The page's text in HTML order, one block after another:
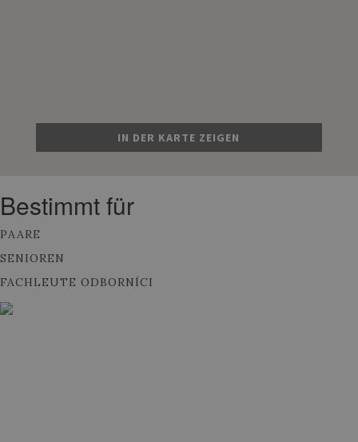
IN DER KARTE ZEIGEN
Bestimmt für
PAARE
SENIOREN
FACHLEUTE ODBORNÍCI